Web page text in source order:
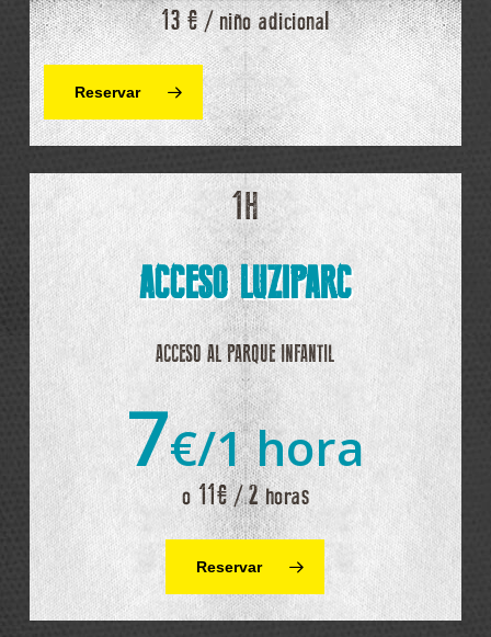
13 € / niño adicional
Reservar
1H
ACCESO LUZIPARC
ACCESO AL PARQUE INFANTIL
7€/1 hora
o 11€ / 2 horas
Reservar